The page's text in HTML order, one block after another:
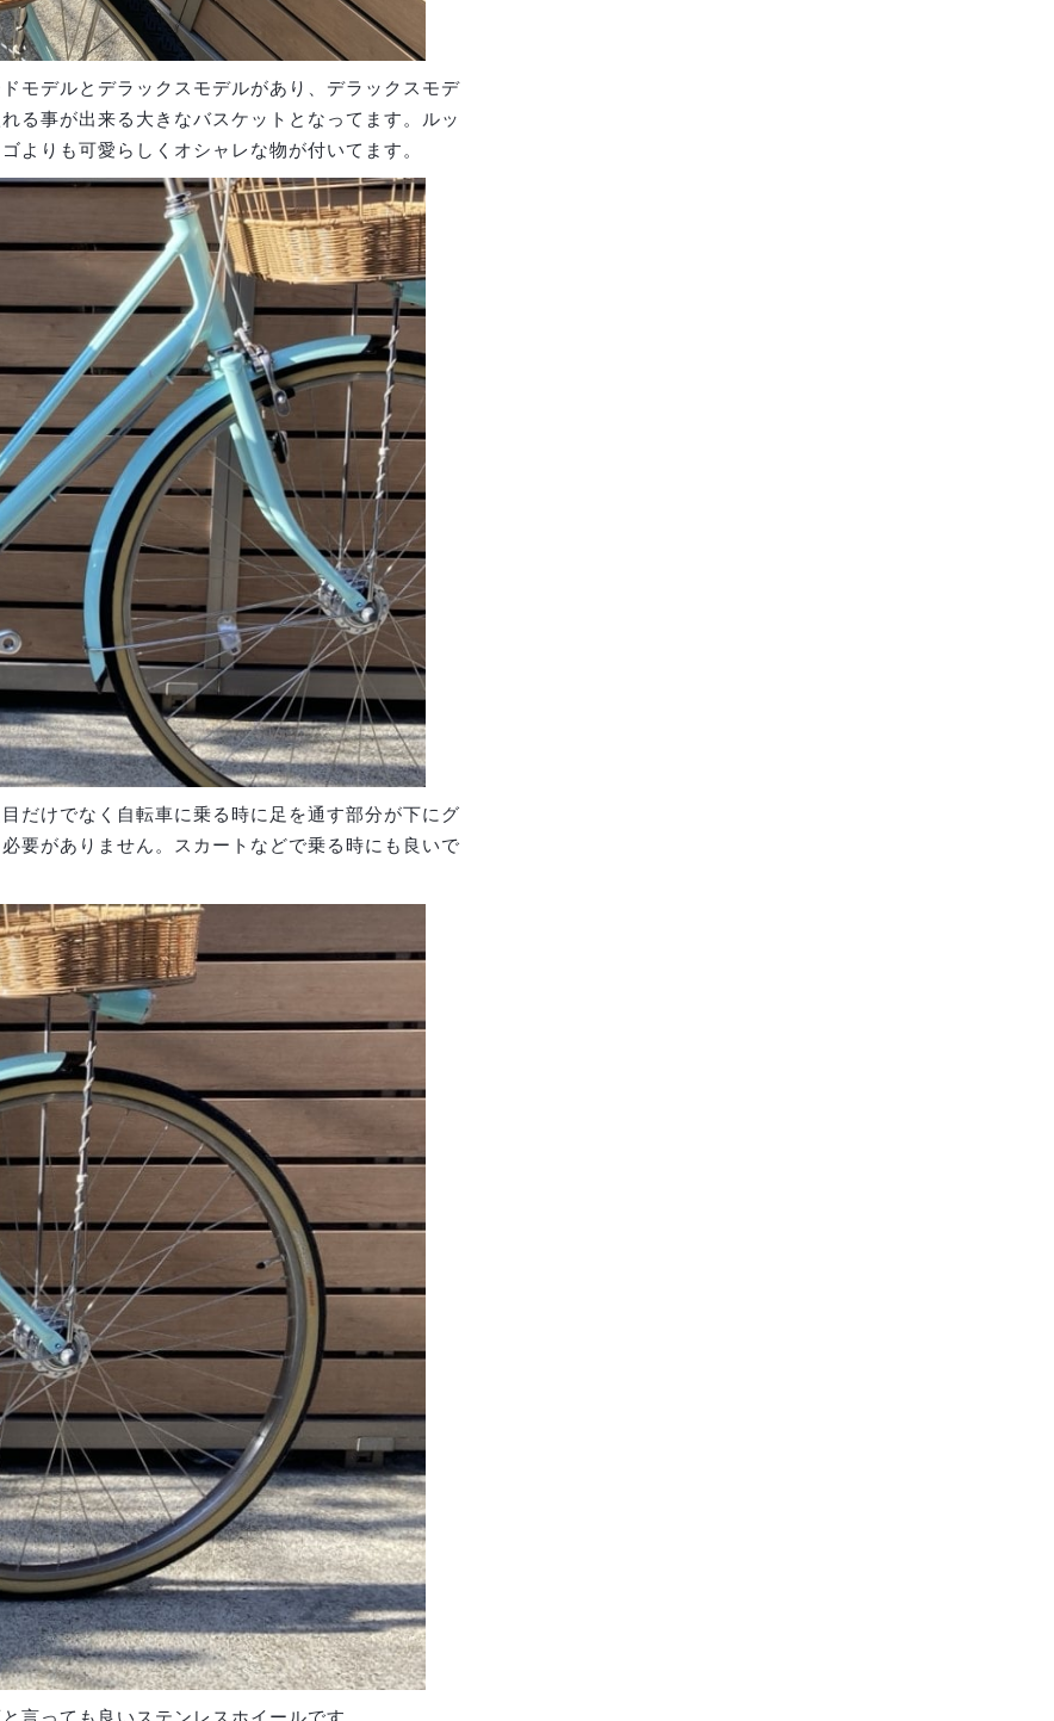
モデルとデラックスモデルがあり、デラックスモデ
る事が出来る大きなバスケットとなってます。ルッ
よりも可愛らしくオシャレな物が付いてます。
だけでなく自転車に乗る時に足を通す部分が下にグ
要がありません。スカートなどで乗る時にも良いで